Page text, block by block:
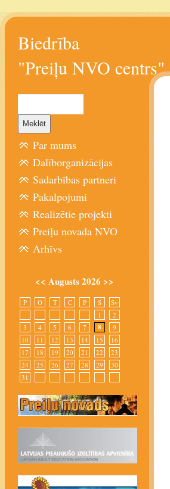
Biedrība
"Preiļu NVO centrs"
Par mums
Dalīborganizācijas
Sadarbības partneri
Pakalpojumi
Realizētie projekti
Preiļu novada NVO
Arhīvs
<< Augusts 2026 >>
P O T C P S
Sv
1
2
3
4 5 6 7 8
9
10
11 12 13 14 15
16
17
18 19 20 21 22
23
24
25 26 27 28 29
30
31